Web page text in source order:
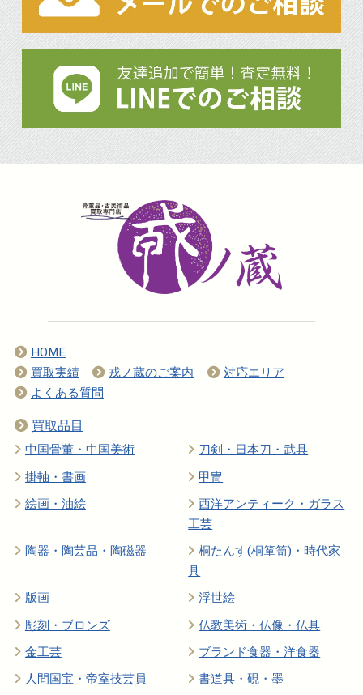
HOME
買取実績
戎ノ蔵のご案内
対応エリア
よくある質問
買取品目
中国骨董・中国美術
刀剣・日本刀・武具
掛軸・書画
甲冑
絵画・油絵
西洋アンティーク・ガラス
工芸
陶器・陶芸品・陶磁器
桐たんす(桐箪笥)・時代家
具
版画
浮世絵
彫刻・ブロンズ
仏教美術・仏像・仏具
金工芸
ブランド食器・洋食器
人間国宝・帝室技芸員
書道具・硯・墨